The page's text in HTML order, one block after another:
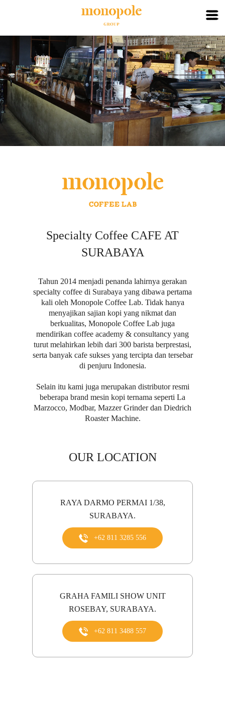
HOME
ABOUT
BRAND
PARTNER
Specialty Coffee CAFE AT
SURABAYA
Tahun 2014 menjadi penanda lahirnya gerakan
specialty coffee di Surabaya yang dibawa pertama
kali oleh Monopole Coffee Lab. Tidak hanya
menyajikan sajian kopi yang nikmat dan
berkualitas, Monopole Coffee Lab juga
mendirikan coffee academy & consultancy yang
turut melahirkan lebih dari 300 barista berprestasi,
serta banyak cafe sukses yang tercipta dan tersebar
di penjuru Indonesia.
Selain itu kami juga merupakan distributor resmi
beberapa brand mesin kopi ternama seperti La
Marzocco, Modbar, Mazzer Grinder dan Diedrich
Roaster Machine.
OUR LOCATION
RAYA DARMO PERMAI 1/38,
SURABAYA.
+62 811 3285 556
GRAHA FAMILI SHOW UNIT
ROSEBAY, SURABAYA.
+62 811 3488 557